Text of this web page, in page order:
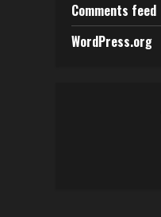
Comments feed
WordPress.org